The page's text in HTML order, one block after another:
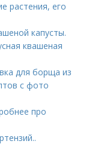
растения, его
капусты.
квашеная
для борща из
с фото
про